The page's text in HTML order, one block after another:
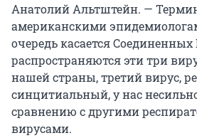
Анатолий Альтштейн. —
американскими
очередь касается
распространяются эти три
нашей страны, третий вирус,
синцитиальный, у нас
сравнению с другими
вирусами.